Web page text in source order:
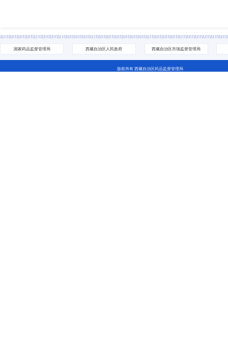
国家药品监督管理局 西藏自治区人民政府 西藏自治区市场监督管理局
版权所有 西藏自治区药品监督管理局